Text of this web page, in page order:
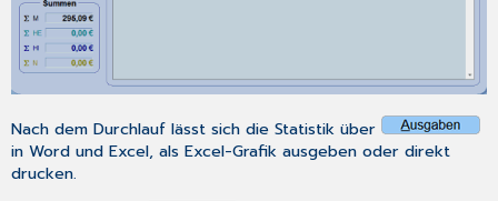
Nach dem Durchlauf lässt sich die Statistik über
in Word und Excel, als Excel-Grafik ausgeben oder direkt
drucken.